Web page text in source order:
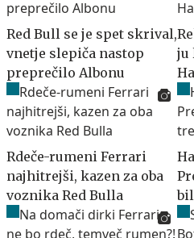
Red Bull se je spet skrival,
vnetje slepiča nastop
preprečilo Albonu
ju
Rdeče-rumeni Ferrari
najhitrejši, kazen za oba
voznika Red Bulla